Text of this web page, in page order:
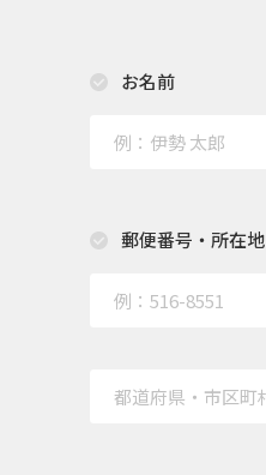
お名前
郵便番号・所在地